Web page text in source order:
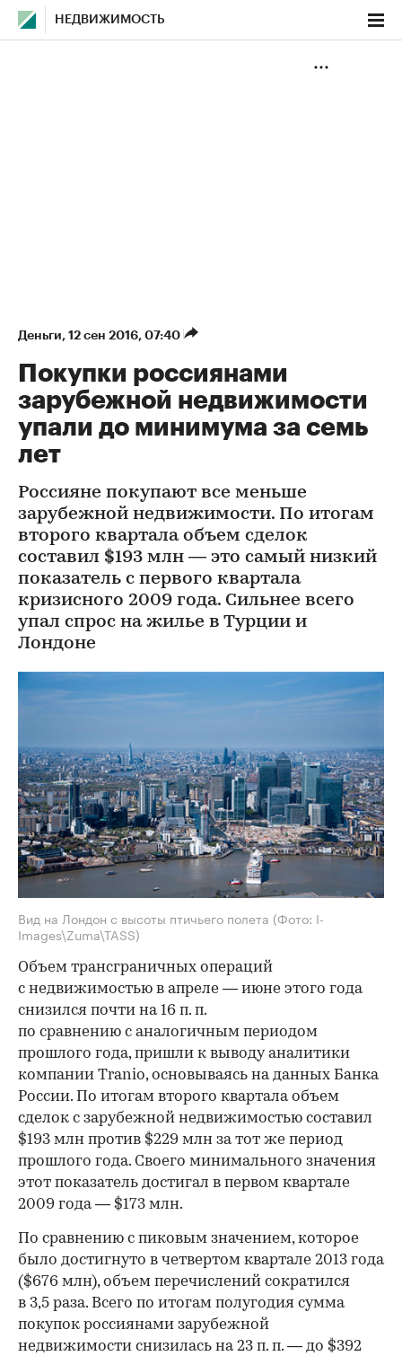
НЕДВИЖИМОСТЬ
Деньги⁠, 12 сен 2016, 07:40
Покупки россиянами
зарубежной недвижимости
упали до минимума за семь
лет
Россияне покупают все меньше
зарубежной недвижимости. По итогам
второго квартала объем сделок
составил $193 млн — это самый низкий
показатель с первого квартала
кризисного 2009 года. Сильнее всего
упал спрос на жилье в Турции и
Лондоне
Вид на Лондон с высоты птичьего полета (Фото: I-
Images\Zuma\TASS)
Объем трансграничных операций
с недвижимостью в апреле — июне этого года
снизился почти на 16 п. п.
по сравнению с аналогичным периодом
прошлого года, пришли к выводу аналитики
компании Tranio, основываясь на данных Банка
России. По итогам второго квартала объем
сделок с зарубежной недвижимостью составил
$193 млн против $229 млн за тот же период
прошлого года. Своего минимального значения
этот показатель достигал в первом квартале
2009 года — $173 млн.
По сравнению с пиковым значением, которое
было достигнуто в четвертом квартале 2013 года
($676 млн), объем перечислений сократился
в 3,5 раза. Всего по итогам полугодия сумма
покупок россиянами зарубежной
недвижимости снизилась на 23 п. п. — до $392